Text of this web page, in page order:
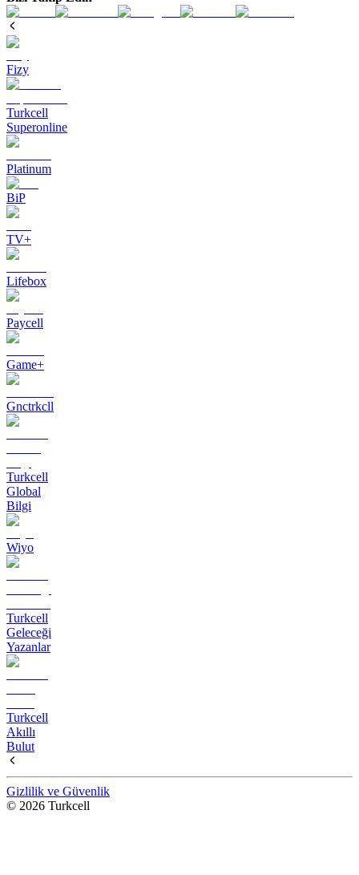
Fizy
Turkcell
Superonline
Platinum
BiP
TV+
Lifebox
Paycell
Game+
Gnctrkcll
Turkcell
Global
Bilgi
Wiyo
Turkcell
Geleceği
Yazanlar
Turkcell
Akıllı
Bulut
Gizlilik ve Güvenlik
© 2026 Turkcell